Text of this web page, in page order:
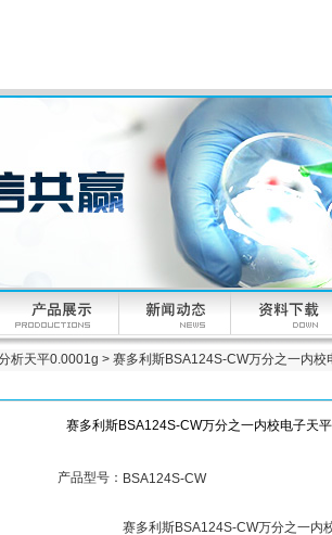
析天平0.0001g > 赛多利斯BSA124S-CW万分之一内校
赛多利斯BSA124S-CW万分之一内校电子天平
产品型号： BSA124S-CW
赛多利斯BSA124S-CW万分之一内